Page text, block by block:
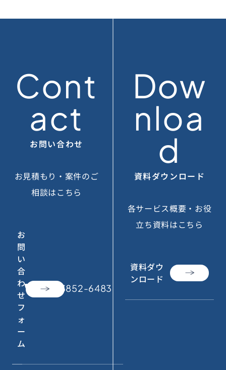
Cont
act
お問い合わせ
お見積もり・案件のご
相談はこちら
お
問
い
合
わ
せ
フ
ォ
ー
ム
call 050-3852-6483
Dow
nloa
d
資料ダウンロード
各サービス概要・お役
立ち資料はこちら
資料ダウ
ンロード